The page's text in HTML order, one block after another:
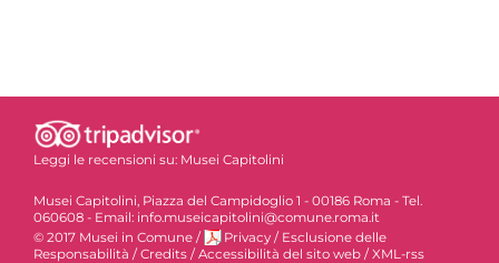
Leggi le recensioni su: Musei Capitolini
Musei Capitolini, Piazza del Campidoglio 1 - 00186 Roma - Tel.
060608 - Email: info.museicapitolini@comune.roma.it
© 2017 Musei in Comune / Privacy / Esclusione delle
Responsabilità /Credits /Accessibilità del sito web /XML-rss